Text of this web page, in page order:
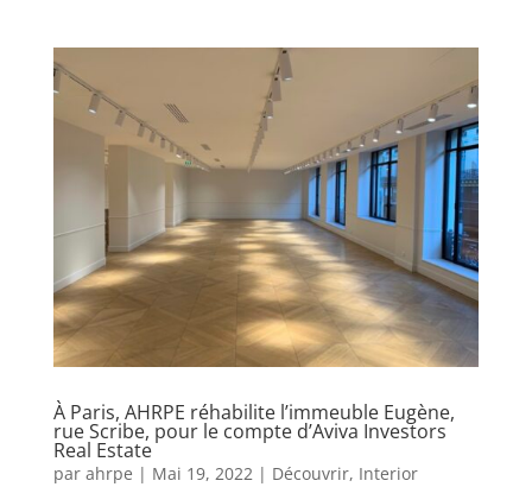
À Paris, AHRPE réhabilite l’immeuble Eugène,
rue Scribe, pour le compte d’Aviva Investors
Real Estate
par ahrpe | Mai 19, 2022| Découvrir, Interior